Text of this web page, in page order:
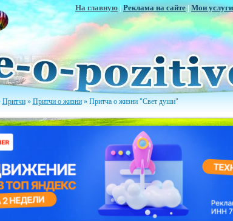
На главную |Реклама на сайте | Мои услуги
Притчи» Притчи о жизни» Притча о жизни "Свет души"